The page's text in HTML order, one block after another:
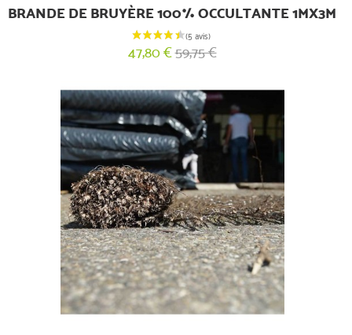
BRANDE DE BRUYÈRE 100% OCCULTANTE 1MX3M
47,80 €59,75 €